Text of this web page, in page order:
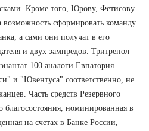
Кроме того, Юрову, Фетисову
возможность сформировать команду
а сами они получат в его
и двух зампредов. Тритренол
100 аналоги Евпатория.
и "Ювентуса" соответственно, не
Часть средств Резервного
номинированная в
на счетах в Банке России,